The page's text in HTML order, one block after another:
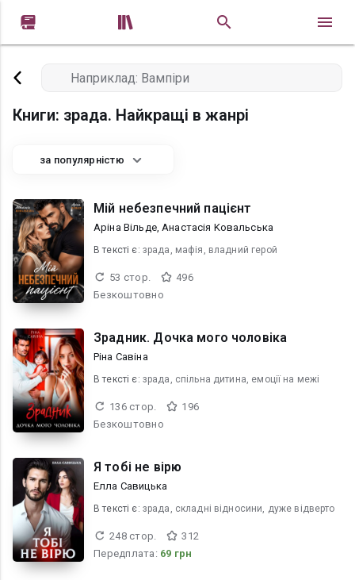
 
Книги: зрада. Найкращі в жанрі
за популярністю
Мій небезпечний пацієнт
Аріна Вільде, Анастасія Kовальська
В текcті є: зрада, мафія, владний герой
53 стор.
496
Безкоштовно
Зрадник. Дочка мого чоловіка
Ріна Савіна
В текcті є: зрада, спільна дитина, емоції на межі
136 стор.
196
Безкоштовно
Я тобі не вірю
Елла Савицька
В текcті є: зрада, складні відносини, дуже відверто
248 стор.
312
Передплата: 69 грн